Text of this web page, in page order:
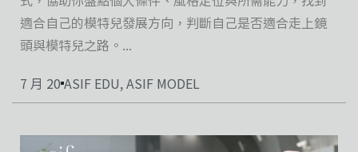
適合自己的模特兒發展方向，判斷自己是否適合走上鏡
頭與模特兒之路。...
7 月 20 ASIF EDU,ASIF MODEL